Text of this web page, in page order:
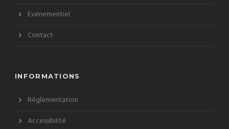
Événementiel
Contact
INFORMATIONS
Réglementation
Accessibilité